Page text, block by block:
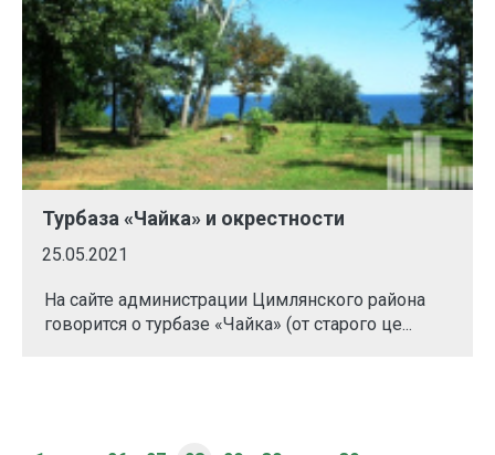
Турбаза «Чайка» и окрестности
25.05.2021
На сайте администрации Цимлянского района
говорится о турбазе «Чайка» (от старого це...